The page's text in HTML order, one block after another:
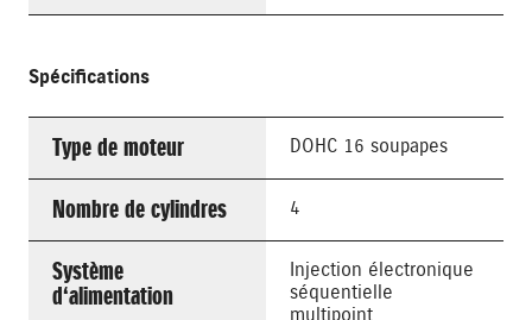
Spécifications
Type de moteur DOHC 16 soupapes
Nombre de cylindres 4
Système
d‘alimentation
Injection électronique
séquentielle
multipoint